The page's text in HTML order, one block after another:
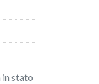
in stato